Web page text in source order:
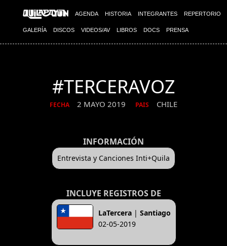
AGENDA HISTORIA INTEGRANTES REPERTORIO
GALERÍA DISCOS VIDEOS/AV LIBROS DOCS PRENSA
#TERCERAVOZ
FECHA 2 MAYO 2019 PAIS CHILE
INFORMACIÓN
Entrevista y Canciones Inti+Quila
INCLUYE REGISTROS DE
LaTercera| Santiago
02-05-2019